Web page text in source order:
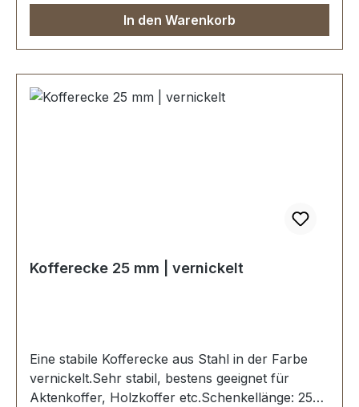
In den Warenkorb
Kofferecke 25 mm | vernickelt
Eine stabile Kofferecke aus Stahl in der Farbe
vernickelt.Sehr stabil, bestens geeignet für
Aktenkoffer, Holzkoffer etc.Schenkellänge: 25